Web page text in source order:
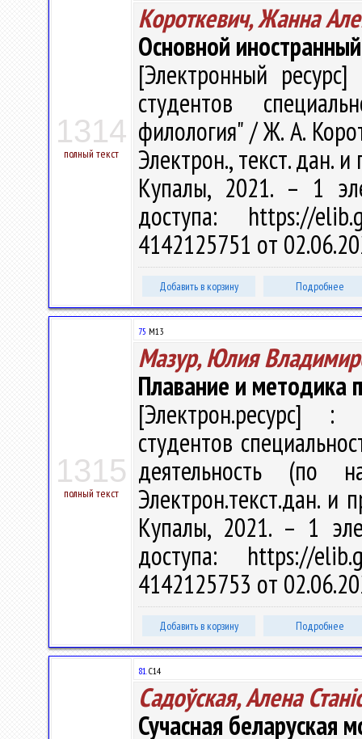
1314
полный текст
Короткевич, Жанна
Основной
[Электронный
студентов
филология" / Ж. А.
Электрон., текст. дан.
Купалы, 2021. – 1
доступа: https://
4142125751 от
Добавить в корзину Подробнее
1315
полный текст
75 М13
Мазур, Юлия
Плавание и методика
[Электрон.ресурс] :
студентов
деятельность
Электрон.текст.дан. и
Купалы, 2021. – 1
доступа: https://
4142125753 от
Добавить в корзину Подробнее
81.С14
Садоўская, Алена
Сучасная беларуская